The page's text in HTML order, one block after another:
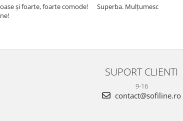
şi foarte, foarte comode!
Superba. Mulțumesc
SUPORT CLIENTI
9-16
contact@sofiline.ro